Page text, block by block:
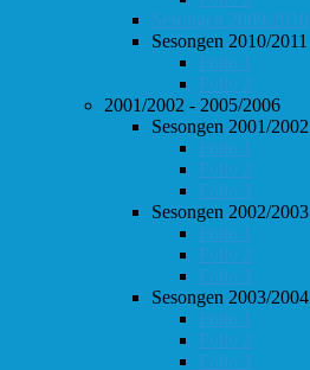
Sesongen 2009/2010
Sesongen 2010/2011
Follo 1
Follo 2
2001/2002 - 2005/2006
Sesongen 2001/2002
Follo 1
Follo 2
Follo 3
Sesongen 2002/2003
Follo 1
Follo 2
Follo 3
Sesongen 2003/2004
Follo 1
Follo 2
Follo 3